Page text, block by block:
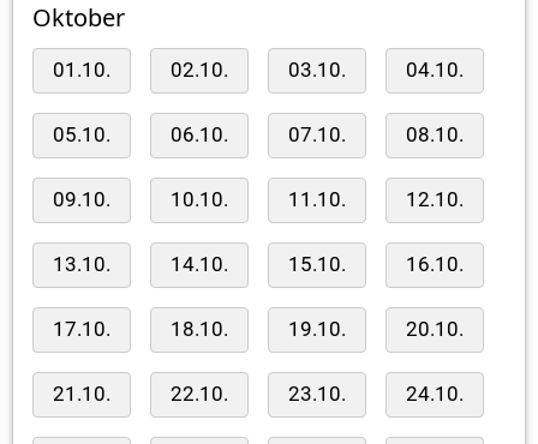
Oktober
01.10. 02.10. 03.10. 04.10.
05.10. 06.10. 07.10. 08.10.
09.10. 10.10. 11.10. 12.10.
13.10. 14.10. 15.10. 16.10.
17.10. 18.10. 19.10. 20.10.
21.10. 22.10. 23.10. 24.10.